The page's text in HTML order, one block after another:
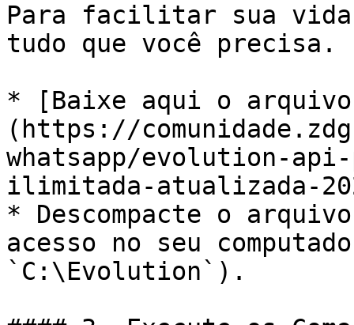
Para facilitar sua vida,
tudo que você precisa.
* [Baixe aqui o
(https://
whatsapp/evolution-
ilimitada-atualizada-
* Descompacte o
acesso no seu
`C:\Evolution`).